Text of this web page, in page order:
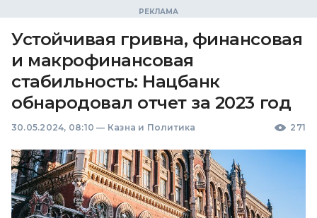
Устойчивая гривна, финансовая
и макрофинансовая
стабильность: Нацбанк
обнародовал отчет за 2023 год
30.05.2024, 08:10 — Казна и Политика 271